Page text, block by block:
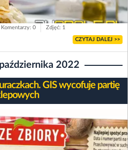
Komentarzy: 0 Zdjęć: 1
CZYTAJ DALEJ >>
2022
GIS wycofuje partię